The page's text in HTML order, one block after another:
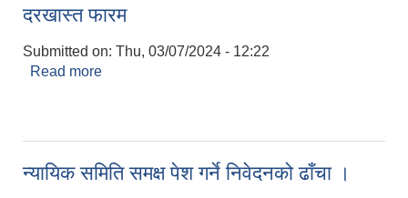
दरखास्त फारम
Submitted on: Thu, 03/07/2024 - 12:22
Read more
न्यायिक समिति समक्ष पेश गर्ने निवेदनको ढाँचा ।